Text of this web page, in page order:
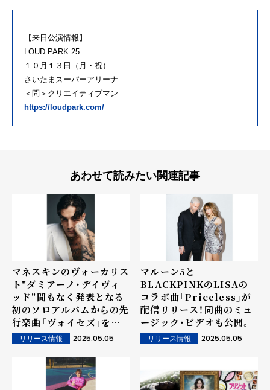
【来 日 公演情報】
LOUD PARK 25
１０ 月 １３ 日 （ 月 ・祝）
さいたまスーパーアリーナ
＜問＞クリエイティブマン
https://loudpark.com/
あわせて読みたい関連記事
マネスキンのヴォーカリス
ト"ダミアーノ・デイヴィ
ッド"間もなく発表となる
初のソロアルバムからの先
行楽曲「ヴォイセズ」を緊
急リリース！
リリース情報 2025.05.05
マルーン5と
BLACKPINKのLISAの
コラボ曲「Priceless」が
配信リリース！同曲のミュ
ージック・ビデオも公開。
リリース情報 2025.05.05